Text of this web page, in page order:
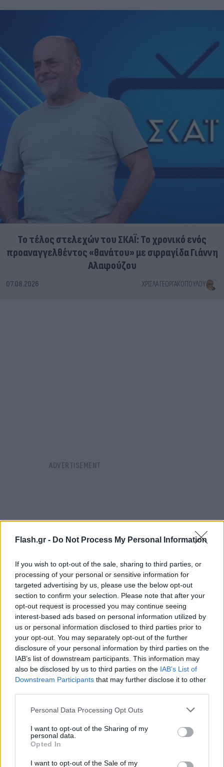
Flash.gr - Do Not Process My Personal Information
If you wish to opt-out of the sale, sharing to third parties, or
processing of your personal or sensitive information for
targeted advertising by us, please use the below opt-out
section to confirm your selection. Please note that after your
opt-out request is processed you may continue seeing
interest-based ads based on personal information utilized by
us or personal information disclosed to third parties prior to
your opt-out. You may separately opt-out of the further
disclosure of your personal information by third parties on the
IAB’s list of downstream participants. This information may
also be disclosed by us to third parties on the IAB’s List of
Downstream Participants that may further disclose it to other
Please note that this website/app uses one or more Google
not limited to your visit or usage behaviour. You may click to
grant or deny consent to Google and its third-party tags to
use your data for below specified purposes in below Google
consent section.
Personal Data Processing Opt Outs
I want to opt-out of the Sharing of my
personal data.
Opted In
I want to opt-out of the Sale of my
Το τέλος στελεχών του ΣΚΑΪ: Το χρονικό ενός
προαναγγελθέντος «θανάτου» με σφραγίδα Γιάννη
Αλαφούζου
07.08.2026 ΧΡΊΣΛΑ ΓΕΩΡΓΑΚΟΠΟΎΛΟΥ
FLASH FOCUS